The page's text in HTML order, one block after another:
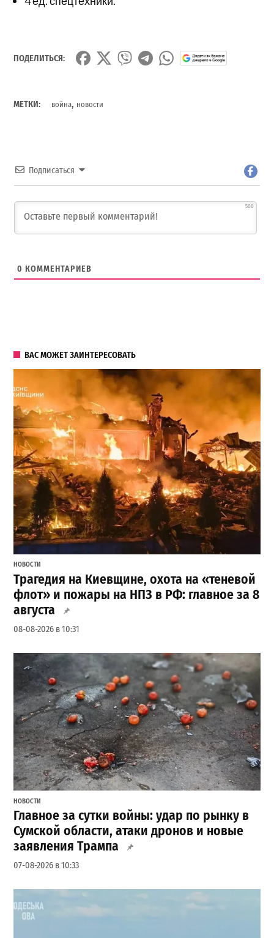
ПОДЕЛИТЬСЯ:
МЕТКИ: война, новости
Подписаться
500
0 КОММЕНТАРИЕВ
ВАС МОЖЕТ ЗАИНТЕРЕСОВАТЬ
НОВОСТИ
Трагедия на Киевщине, охота на «теневой
флот» и пожары на НПЗ в РФ: главное за 8
августа
08-08-2026 в 10:31
НОВОСТИ
Главное за сутки войны: удар по рынку в
Сумской области, атаки дронов и новые
заявления Трампа
07-08-2026 в 10:33